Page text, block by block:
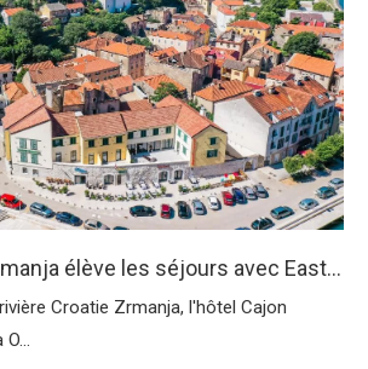
L'hôtel Cajon Zrmanja élève les séjours avec Easton Hotel Supplies Partnership
Croatie Zrmanja, l'hôtel Cajon